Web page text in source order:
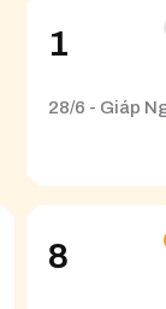
1
28/6 - Giáp
8